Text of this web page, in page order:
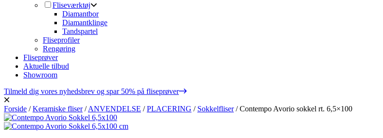
Fliseværktøj
Diamantbor
Diamantklinge
Tandspartel
Fliseprofiler
Rengøring
Fliseprøver
Aktuelle tilbud
Showroom
Tilmeld dig vores nyhedsbrev og spar 50% på fliseprøver
Forside /Keramiske fliser/ANVENDELSE /PLACERING / Sokkelfliser/Contempo Avorio sokkel rt. 6,5×100